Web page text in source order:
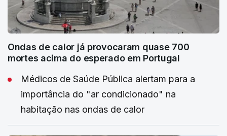
Ondas de calor já provocaram quase 700
mortes acima do esperado em Portugal
Médicos de Saúde Pública alertam para a
importância do "ar condicionado" na
habitação nas ondas de calor